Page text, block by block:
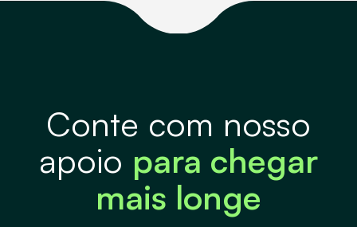
Gestão de Estoque
Conte com nosso
apoio para chegar
mais longe